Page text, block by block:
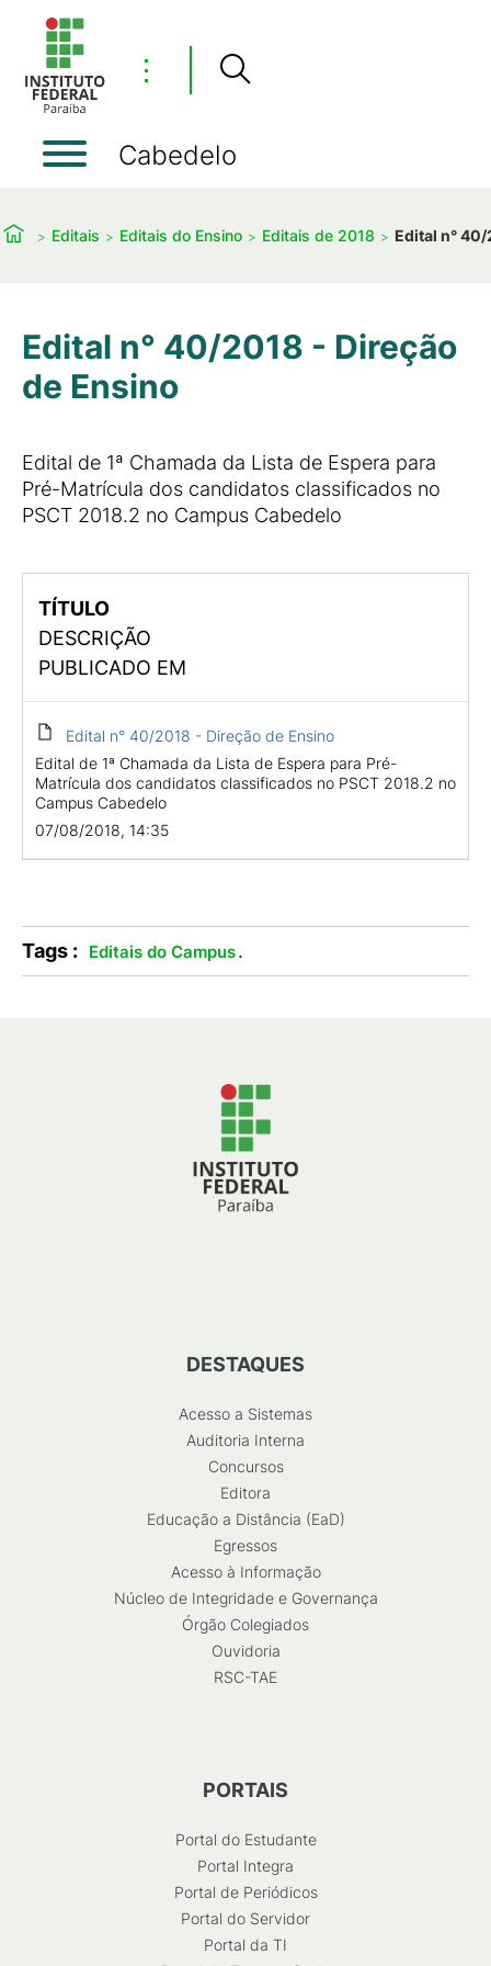
⋮
Cabedelo
Editais Editais do Ensino Editais de 2018 Edital n°
Edital n° 40/2018 - Direção
de Ensino
Edital de 1ª Chamada da Lista de Espera para
Pré-Matrícula dos candidatos classificados no
PSCT 2018.2 no Campus Cabedelo
TÍTULO
DESCRIÇÃO
PUBLICADO EM
Edital n° 40/2018 - Direção de Ensino
Edital de 1ª Chamada da Lista de Espera para Pré-
Matrícula dos candidatos classificados no PSCT 2018.2 no
Campus Cabedelo
07/08/2018, 14:35
Tags : Editais do Campus.
DESTAQUES
Acesso a Sistemas
Auditoria Interna
Concursos
Editora
Educação a Distância (EaD)
Egressos
Acesso à Informação
Núcleo de Integridade e Governança
Órgão Colegiados
Ouvidoria
RSC-TAE
PORTAIS
Portal do Estudante
Portal Integra
Portal de Periódicos
Portal do Servidor
Portal da TI